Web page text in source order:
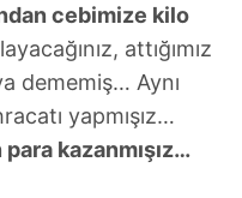
cebimize kilo
attığımız
dememiş… Aynı
yapmışız…
kazanmışız…